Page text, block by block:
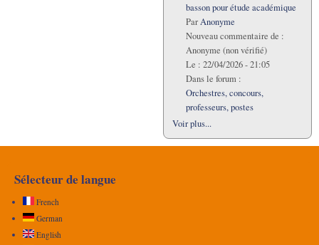
basson pour étude académique
ParAnonyme
Nouveau commentaire de :
Anonyme (non vérifié)
Le : 22/04/2026 - 21:05
Dans le forum :
Orchestres, concours,
professeurs, postes
Voir plus...
Sélecteur de langue
French
German
English